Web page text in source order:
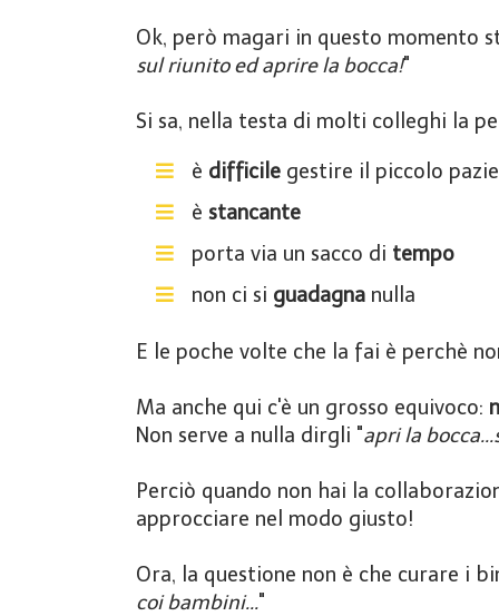
Ok, però magari in questo momento
sul riunito ed aprire la bocca!"
Si sa, nella testa di molti colleghi la
è difficile gestire il piccolo
èstancante
porta via un sacco di tempo
​non ci si guadagna nulla
E le poche volte che la fai è perchè
Ma anche qui c'è un grosso equivoco:
Non serve a nulla dirgli "apri la
Perciò quando non hai la
approcciare nel modo giusto!
Ora, la questione non è che curare i
coi bambini..."